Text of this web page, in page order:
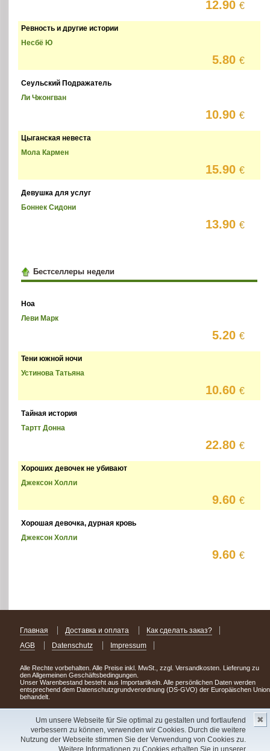
Um unsere Webseite für Sie optimal zu gestalten und fortlaufend
verbessern zu können, verwenden wir Cookies. Durch die weitere
Nutzung der Webseite stimmen Sie der Verwendung von Cookies zu.
Weitere Informationen zu Cookies erhalten Sie in unserer
✖
12.90€
Ревность и другие истории
Несбё Ю
5.80€
Сеульский Подражатель
Ли Чжонгван
10.90€
Цыганская невеста
Мола Кармен
15.90€
Девушка для услуг
Боннек Сидони
13.90€
Бестселлеры недели
Ноа
Леви Марк
5.20€
Тени южной ночи
Устинова Татьяна
10.60€
Тайная история
Тартт Донна
22.80€
Хороших девочек не убивают
Джексон Холли
9.60€
Хорошая девочка, дурная кровь
Джексон Холли
9.60€
Главная Доставка и оплата
Как сделать заказ?
AGB
Datenschutz Impressum
Alle Rechte vorbehalten. Alle Preise inkl. MwSt., zzgl. Versandkosten. Lieferung zu
den Allgemeinen Geschäftsbedingungen.
Unser Warenbestand besteht aus Importartikeln. Alle persönlichen Daten werden
entsprechend dem Datenschutzgrundverordnung (DS-GVO) der Europäischen Union
behandelt.
Сделав заказ сегодня, уже через день или два Вы можете стать обладателем
НОВИНКИ из Германии! Удачного поиска!
Copyright 2003 - 2023 © Express-Kniga
V.A.Vorobiev